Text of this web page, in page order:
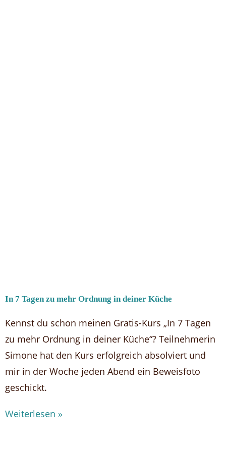
In 7 Tagen zu mehr Ordnung in deiner Küche
Kennst du schon meinen Gratis-Kurs „In 7 Tagen
zu mehr Ordnung in deiner Küche“? Teilnehmerin
Simone hat den Kurs erfolgreich absolviert und
mir in der Woche jeden Abend ein Beweisfoto
geschickt.
Weiterlesen »